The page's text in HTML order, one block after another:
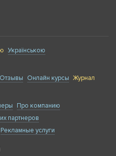
Українською
Отзывы Онлайн курсы Журнал
Про компанию
партнеров
Рекламные услуги